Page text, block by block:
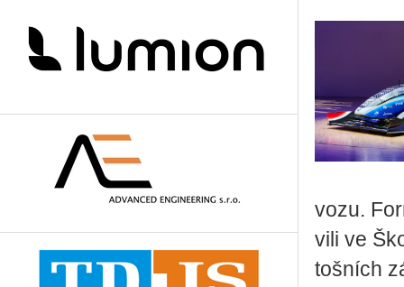
vozu.
vi­li ve
toš­ních